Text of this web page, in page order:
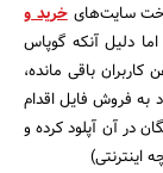
سایت‌هایخرید و
دلیل آنکه گوپاس
باقی مانده،
به فروش فایل اقدام
در آن آپلود کرده و
اینترنتی)